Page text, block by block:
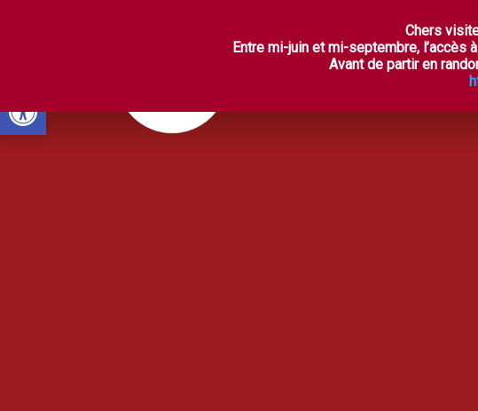
LES ASPRES
Chers
Entre mi-juin et mi-septembre,
Avant de partir en